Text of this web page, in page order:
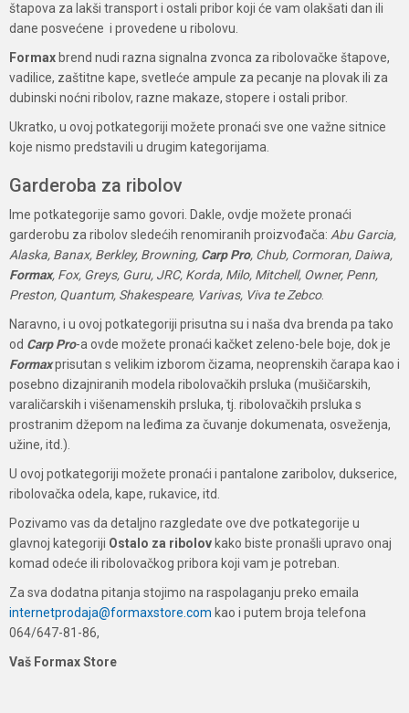
štapova za lakši transport i ostali pribor koji će vam olakšati dan ili
dane posvećene i provedene u ribolovu.
Formax brend nudi razna signalna zvonca za ribolovačke štapove,
vadilice, zaštitne kape, svetleće ampule za pecanje na plovak ili za
dubinski noćni ribolov, razne makaze, stopere i ostali pribor.
Ukratko, u ovoj potkategoriji možete pronaći sve one važne sitnice
koje nismo predstavili u drugim kategorijama.
Garderoba za ribolov
Ime potkategorije samo govori. Dakle, ovdje možete pronaći
garderobu za ribolov sledećih renomiranih proizvođača: Abu Garcia,
Alaska, Banax, Berkley, Browning, Carp Pro, Chub, Cormoran, Daiwa,
Formax, Fox, Greys, Guru, JRC, Korda, Milo, Mitchell, Owner, Penn,
Preston, Quantum, Shakespeare, Varivas, Viva te Zebco.
Naravno, i u ovoj potkategoriji prisutna su i naša dva brenda pa tako
od Carp Pro-a ovde možete pronaći kačket zeleno-bele boje, dok je
Formaxprisutan s velikim izborom čizama, neoprenskih čarapa kao i
posebno dizajniranih modela ribolovačkih prsluka (mušičarskih,
varaličarskih i višenamenskih prsluka, tj. ribolovačkih prsluka s
prostranim džepom na leđima za čuvanje dokumenata, osveženja,
užine, itd.).
U ovoj potkategoriji možete pronaći i pantalone zaribolov, dukserice,
ribolovačka odela, kape, rukavice, itd.
Pozivamo vas da detaljno razgledate ove dve potkategorije u
glavnoj kategoriji Ostalo za ribolov kako biste pronašli upravo onaj
komad odeće ili ribolovačkog pribora koji vam je potreban.
Za sva dodatna pitanja stojimo na raspolaganju preko emaila
internetprodaja@formaxstore.com kao i putem broja telefona
064/647-81-86,
Vaš Formax Store